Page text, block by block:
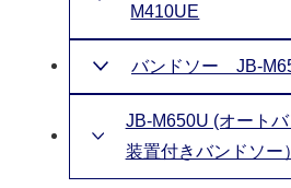
M410UE
バンドソー JB-
JB-M650U (オート
装置付きバンドソー）